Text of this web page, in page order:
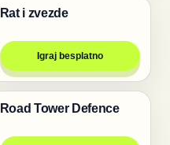
Pucanje
Rat i zvezde
Igraj besplatno
Pucanje
Road Tower Defence